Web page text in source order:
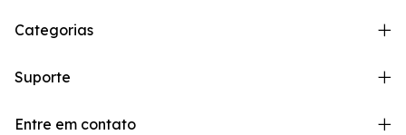
Categorias
Suporte
Entre em contato